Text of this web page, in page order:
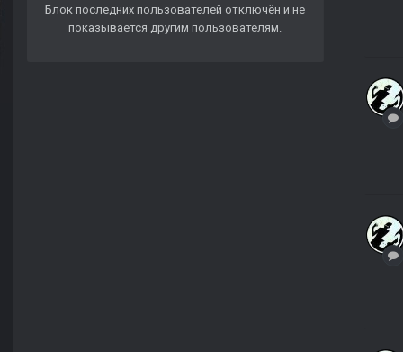
Блок последних пользователей отключён и не
показывается другим пользователям.